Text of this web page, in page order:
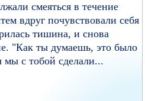
смеяться в течение
вдруг почувствовали себя
тишина, и снова
"Как ты думаешь, это было
с тобой сделали...